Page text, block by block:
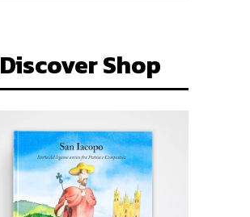
Discover Shop